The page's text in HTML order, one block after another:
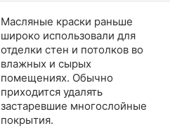
Масляные краски раньше
широко использовали для
отделки стен и потолков во
влажных и сырых
помещениях. Обычно
приходится удалять
застаревшие многослойные
покрытия.